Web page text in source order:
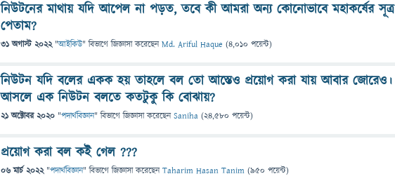
নিউটনের মাথায় যদি আপেল না পড়ত, তবে কী আমরা অন্য কোনোভাবে মহাকর্ষের সূত্র
পেতাম?
31 অগাস্ট 2022 "আইকিউ" বিভাগে জিজ্ঞাসাকরেছেনMd. Ariful Haque (4,010 পয়েন্ট)
নিউটন যদি বলের একক হয় তাহলে বল তো আস্তেও প্রয়োগ করা যায় আবার জোরেও।
আসলে এক নিউটন বলতে কতটুকু কি বোঝায়?
21 অক্টোবর 2020 "পদার্থবিজ্ঞান" বিভাগে জিজ্ঞাসাকরেছেনSaniha (24,580 পয়েন্ট)
প্রয়োগ করা বল কই গেল ???
06 মার্চ 2022 "পদার্থবিজ্ঞান" বিভাগে জিজ্ঞাসাকরেছেনTaharim Hasan Tanim (950 পয়েন্ট)